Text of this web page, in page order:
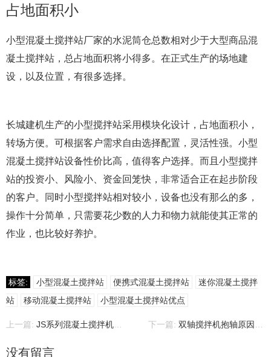
占地面积小
小型混凝土搅拌站厂家的水泥筒仓总数相对少于大型商品混
凝土搅拌站，总占地面积将小得多。在正式生产的场地建
设，以及位置，有很多选择。
长城建机生产的小型搅拌站采用模块化设计，占地面积小，
转场方便。可根据客户需求自由选择配置，灵活性强。小型
混凝土搅拌站设备性价比高，值得客户选择。而且小型搅拌
站的投资小、风险小、资金回笼快，非常适合正在起步阶段
的客户。同时小型搅拌站相对较小，设备也没有那么的多，
操作十分简单，只需要花少数的人力和物力就能使其正常的
作业，也比较好养护。
标签: 小型混凝土搅拌站 便携式混凝土搅拌站
迷你混凝土搅拌
站
移动混凝土搅拌站 小型混凝土搅拌站优点
上一篇: JS系列混凝土搅拌机现货出售[有效期至2019年12月] 下一篇:双轴搅拌机抱轴原因和解决方案
没有留言